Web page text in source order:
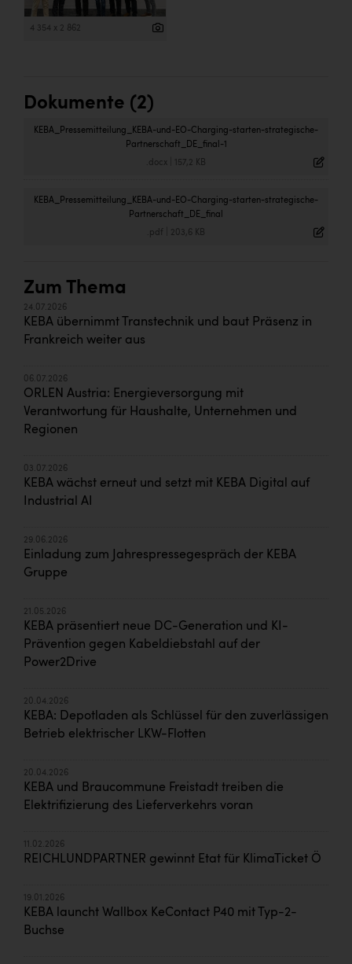
4 354 x 2 862
Dokumente (2)
KEBA_Pressemitteilung_KEBA-und-EO-Charging-starten-strategische-
Partnerschaft_DE_final-1
.docx 157,2 KB
KEBA_Pressemitteilung_KEBA-und-EO-Charging-starten-strategische-
Partnerschaft_DE_final
.pdf 203,6 KB
Zum Thema
24.07.2026
KEBA übernimmt Transtechnik und baut Präsenz in
Frankreich weiter aus
06.07.2026
ORLEN Austria: Energieversorgung mit
Verantwortung für Haushalte, Unternehmen und
Regionen
03.07.2026
KEBA wächst erneut und setzt mit KEBA Digital auf
Industrial AI
29.06.2026
Einladung zum Jahrespressegespräch der KEBA
Gruppe
21.05.2026
KEBA präsentiert neue DC-Generation und KI-
Prävention gegen Kabeldiebstahl auf der
Power2Drive
20.04.2026
KEBA: Depotladen als Schlüssel für den zuverlässigen
Betrieb elektrischer LKW-Flotten
20.04.2026
KEBA und Braucommune Freistadt treiben die
Elektrifizierung des Lieferverkehrs voran
11.02.2026
REICHLUNDPARTNER gewinnt Etat für KlimaTicket Ö
19.01.2026
KEBA launcht Wallbox KeContact P40 mit Typ-2-
Buchse